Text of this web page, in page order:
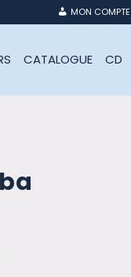
MON COMPTE
CATALOGUE CD